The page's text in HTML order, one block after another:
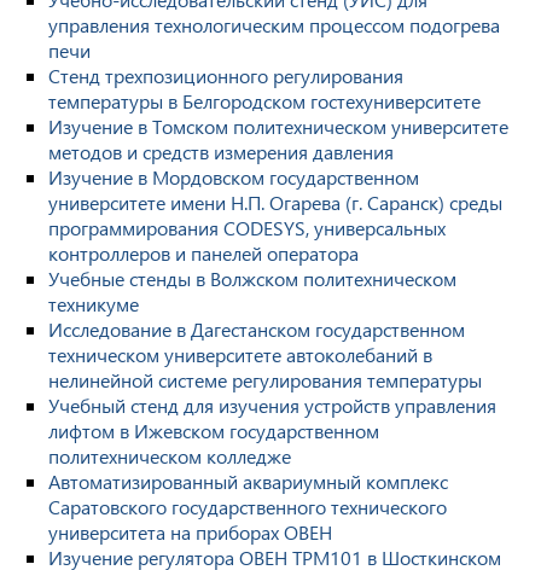
управления технологическим процессом подогрева
печи
Стенд трехпозиционного регулирования
температуры в Белгородском гостехуниверситете
Изучение в Томском политехническом университете
методов и средств измерения давления
Изучение в Мордовском государственном
университете имени Н.П. Огарева (г. Саранск) среды
программирования CODESYS, универсальных
контроллеров и панелей оператора
Учебные стенды в Волжском политехническом
техникуме
Исследование в Дагестанском государственном
техническом университете автоколебаний в
нелинейной системе регулирования температуры
Учебный стенд для изучения устройств управления
лифтом в Ижевском государственном
политехническом колледже
Автоматизированный аквариумный комплекс
Саратовского государственного технического
университета на приборах ОВЕН
Изучение регулятора ОВЕН ТРМ101 в Шосткинском